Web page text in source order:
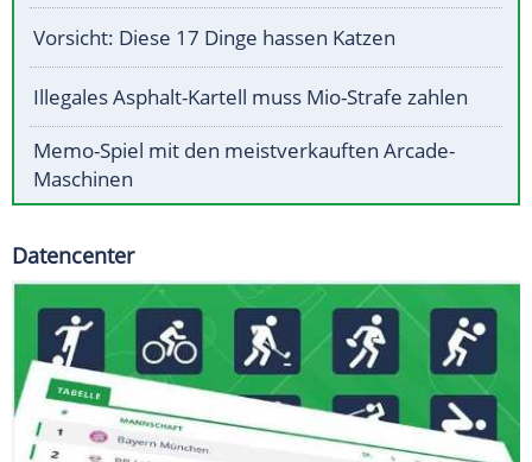
Vorsicht: Diese 17 Dinge hassen Katzen
Illegales Asphalt-Kartell muss Mio-Strafe zahlen
Memo-Spiel mit den meistverkauften Arcade-
Maschinen
Datencenter